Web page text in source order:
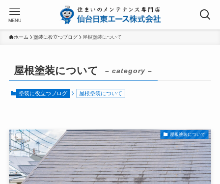
MENU
ホーム 塗装に役立つブログ 屋根塗装について
屋根塗装について – category –
塗装に役立つブログ 屋根塗装について
屋根塗装について